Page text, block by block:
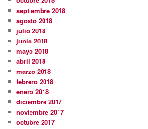
septiembre 2018
agosto 2018
julio 2018
junio 2018
mayo 2018
abril 2018
marzo 2018
febrero 2018
enero 2018
diciembre 2017
noviembre 2017
octubre 2017